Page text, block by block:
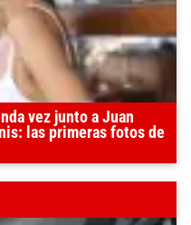
vez junto a Juan
las primeras fotos de